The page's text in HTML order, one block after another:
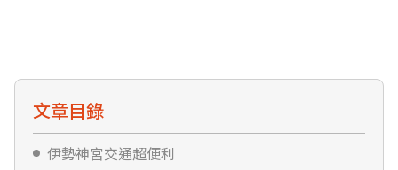
文章目錄
伊勢神宮交通超便利